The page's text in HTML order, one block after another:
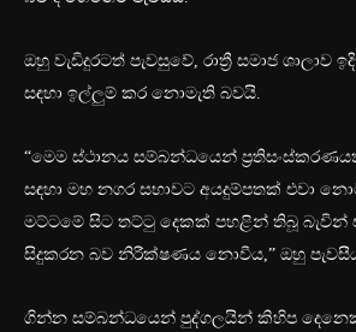
ඔහු වැඩිදුරටත් පැවසුවේ, රාත්‍රී සමාජ ශාලාව
සඳහා ඉල්ලුම් කර නොමැති බවයි.
“මෙම ස්ථානය සම්බන්ධයෙන්
සඳහා මහ නගර සභාවට අයදුම්පතක් එවා
මට්ටමේ සිට තට්ටු දෙකක් පහළින් තිබූ බැවින්
සිදුකරන බව නිරීක්ෂණය නොවීය,” ඔහු
ගින්න සම්බන්ධයෙන් පුද්ගලයින් කිහිප